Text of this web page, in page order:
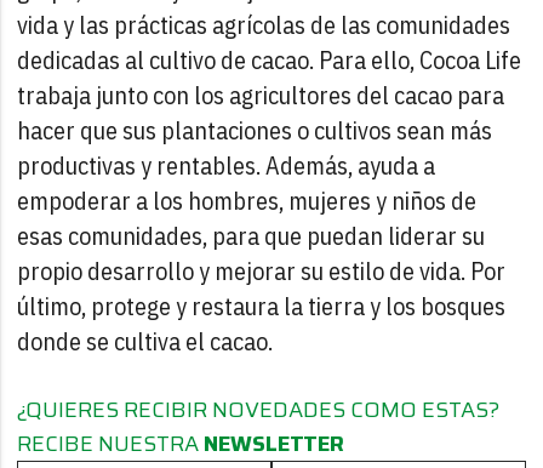
vida y las prácticas agrícolas de las comunidades
dedicadas al cultivo de cacao. Para ello, Cocoa Life
trabaja junto con los agricultores del cacao para
hacer que sus plantaciones o cultivos sean más
productivas y rentables. Además, ayuda a
empoderar a los hombres, mujeres y niños de
esas comunidades, para que puedan liderar su
propio desarrollo y mejorar su estilo de vida. Por
último, protege y restaura la tierra y los bosques
donde se cultiva el cacao.
¿QUIERES RECIBIR NOVEDADES COMO ESTAS?
RECIBE NUESTRANEWSLETTER